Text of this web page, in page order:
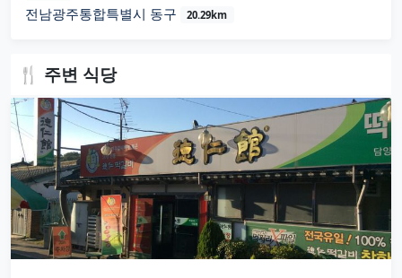
전남광주통합특별시 동구 20.29km
🍴 주변 식당